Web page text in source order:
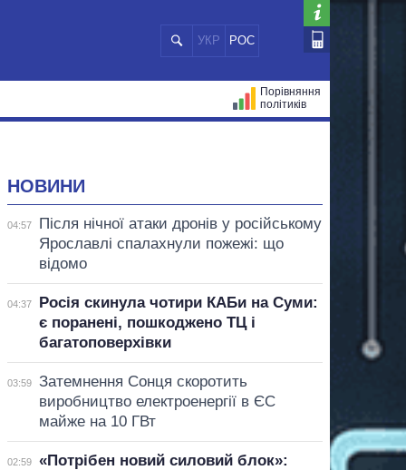
УКР РОС
Порівняння
політиків
НОВИНИ
04:57
Після нічної атаки дронів у російському
Ярославлі спалахнули пожежі: що
відомо
04:37
Росія скинула чотири КАБи на Суми:
є поранені, пошкоджено ТЦ і
багатоповерхівки
03:59
Затемнення Сонця скоротить
виробництво електроенергії в ЄС
майже на 10 ГВт
02:59
«Потрібен новий силовий блок»: